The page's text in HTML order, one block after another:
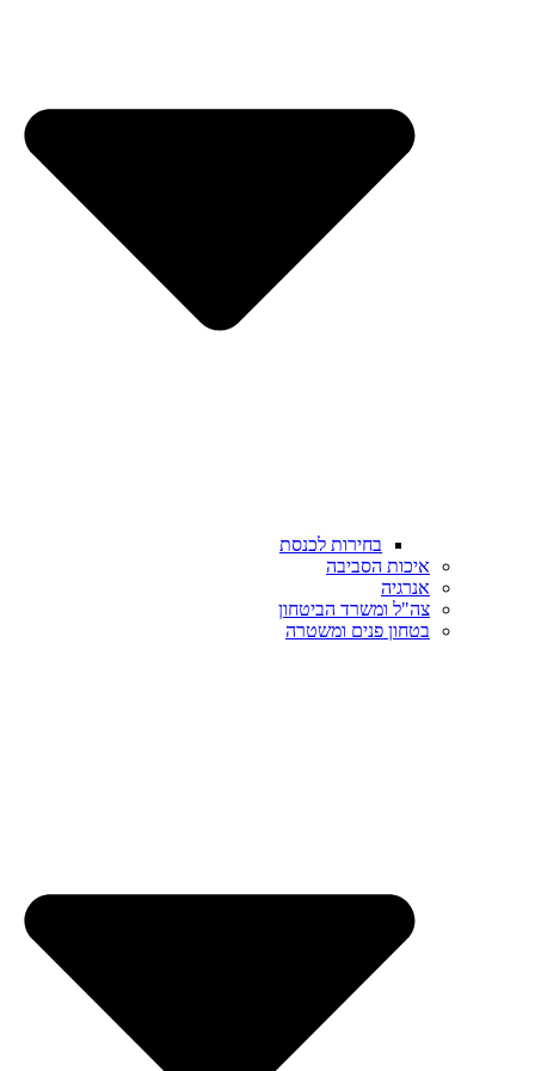
בחירות לכנסת
איכות הסביבה
אנרגיה
צה"ל ומשרד הביטחון
בטחון פנים ומשטרה